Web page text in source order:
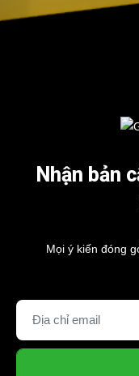
Nhận bản
Mọi ý kiến đóng